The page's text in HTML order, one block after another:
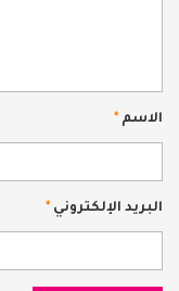
الاسم *
البريد الإلكتروني *